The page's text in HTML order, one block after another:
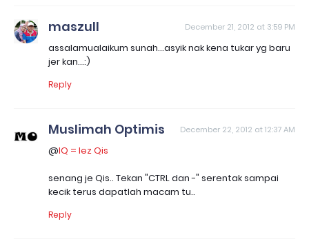
maszull December 21, 2012 at 3:59 PM
assalamualaikum sunah...asyik nak kena tukar yg baru
jer kan...:)
Reply
Muslimah Optimis December 22, 2012 at 12:37 AM
@IQ = Iez Qis
senang je Qis.. Tekan "CTRL dan -" serentak sampai
kecik terus dapatlah macam tu..
Reply